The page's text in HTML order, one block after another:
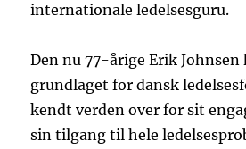
internationale ledelsesguru.
Den nu 77-årige Erik Johnsen
grundlaget for dansk
kendt verden over for sit
sin tilgang til hele